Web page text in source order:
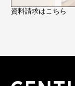
資料請求はこちら